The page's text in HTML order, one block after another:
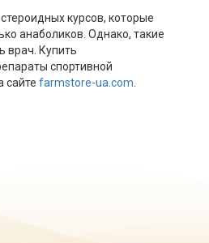
курсов, которые
анаболиков. Однако, такие
врач. Купить
спортивной
сайте farmstore-ua.com